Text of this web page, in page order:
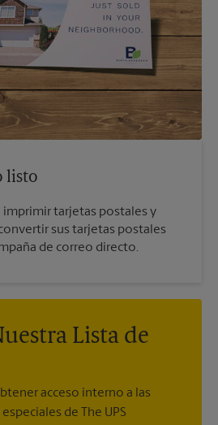
listo
imprimir tarjetas postales y
sus tarjetas postales
de correo directo.
Lista de
acceso interno a las
de The UPS